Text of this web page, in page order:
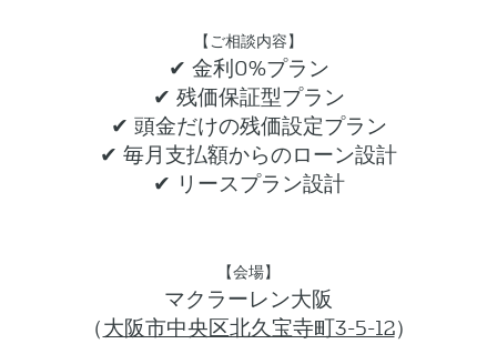
【ご相談内容】
✔ 金利0%プラン
✔ 残価保証型プラン
✔ 頭金だけの残価設定プラン
✔ 毎月支払額からのローン設計
✔ リースプラン設計
【会場】
マクラーレン大阪
（大阪市中央区北久宝寺町3-5-12）